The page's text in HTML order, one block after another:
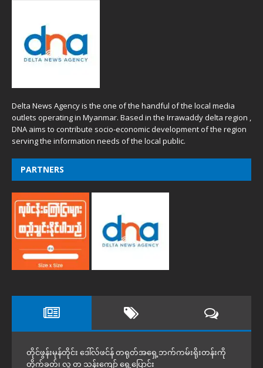
Delta News Agency is the one of the handful of the local media
outlets operating in Myanmar. Based in the Irrawaddy delta region ,
DNA aims to contribute socio-economic development of the region
serving the information needs of the local public.
PARTNERS
တိုင်ဖွန်းမုန်တိုင်း ဒေါ်လ်ဖင်န် တရုတ်အရှေ့ဘက်ကမ်းရိုးတန်းကို
တိုက်ခတ်၊ လူ တ သန်းကျော် ရွှေ့ပြောင်း